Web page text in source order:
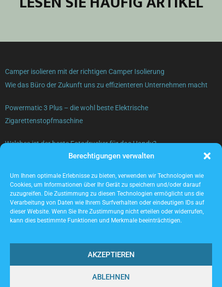
Berechtigungen verwalten
Um Ihnen optimale Erlebnisse zu bieten, verwenden wir Technologien wie
Cookies, um Informationen über Ihr Gerät zu speichern und/oder darauf
zuzugreifen. Die Zustimmung zu diesen Technologien ermöglicht uns die
Verarbeitung von Daten wie Ihrem Surfverhalten oder eindeutigen IDs auf
dieser Website. Wenn Sie Ihre Zustimmung nicht erteilen oder widerrufen,
kann dies bestimmte Funktionen und Merkmale beeinträchtigen.
AKZEPTIEREN
ABLEHNEN
Camper isolieren mit der richtigen Camper Isolierung
Wie das Büro der Zukunft uns zu effizienteren Unternehmen macht
Powermatic 3 Plus – die wohl beste Elektrische
Zigarettenstopfmaschine
Welches ist der beste Fotodrucker für das Handy?